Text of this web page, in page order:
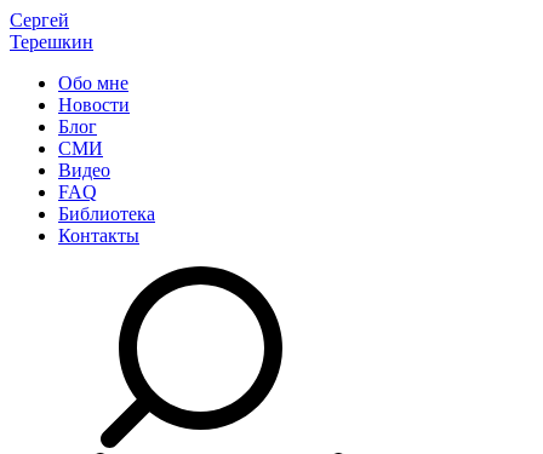
Сергей
Терешкин
Обо мне
Новости
Блог
СМИ
Видео
FAQ
Библиотека
Контакты